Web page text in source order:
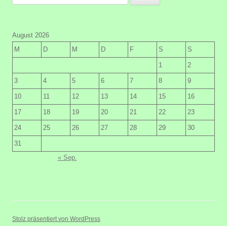
August 2026
M
D M D F S S
1 2
3 4 5 6 7 8 9
10 11 12 13 14 15 16
17 18 19 20 21 22 23
24 25 26 27 28 29 30
31
« Sep.
Stolz präsentiert von WordPress